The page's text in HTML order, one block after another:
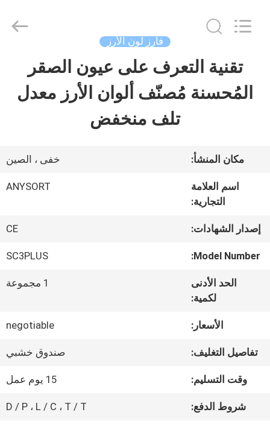
الصفحة
الرئيسية
معلومات
جولة
مراقبة
الجودة
اتصل
Optoelectronic
Technology
فارز لون الأرز
تقنية التعرف على عيون الصقر
المُحسنة مُصنّف ألوان الأرز معدل
تلف منخفض
مكان المنشأ: خفى ، الصين
اسم العلامة
التجارية:
ANYSORT
إصدار الشهادات: CE
Model Number:
SC3PLUS
الحد الأدنى
لكمية:
1 مجموعة
الأسعار: negotiable
تفاصيل التغليف: صندوق خشبي
وقت التسليم: 15 يوم عمل
شروط الدفع: D / P ، L / C ، T / T